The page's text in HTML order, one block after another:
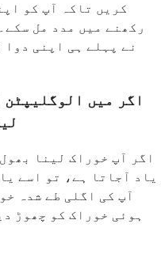
کریں تاکہ آپ کو
رکھنے میں مدد مل
نے پہلے ہی اپنی دوا
اگر میں
اگر آپ خوراک لینا
یاد آجاتا ہے، تو اسے
آپ کی اگلی طے شدہ
ہوئی خوراک کو چھوڑ